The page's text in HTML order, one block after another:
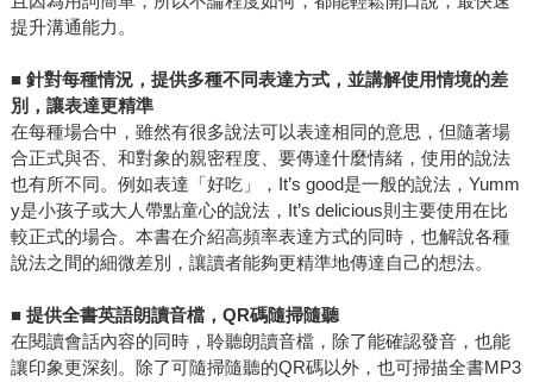
提升溝通能力。
■ 針對每種情況，提供多種不同表達方式，並講解使用情境的差
別，讓表達更精準
在每種場合中，雖然有很多說法可以表達相同的意思，但隨著場
合正式與否、和對象的親密程度、要傳達什麼情緒，使用的說法
也有所不同。例如表達「好吃」，It’s good是一般的說法，Yumm
y是小孩子或大人帶點童心的說法，It’s delicious則主要使用在比
較正式的場合。本書在介紹高頻率表達方式的同時，也解說各種
說法之間的細微差別，讓讀者能夠更精準地傳達自己的想法。
■ 提供全書英語朗讀音檔，QR碼隨掃隨聽
在閱讀會話內容的同時，聆聽朗讀音檔，除了能確認發音，也能
讓印象更深刻。除了可隨掃隨聽的QR碼以外，也可掃描全書MP3